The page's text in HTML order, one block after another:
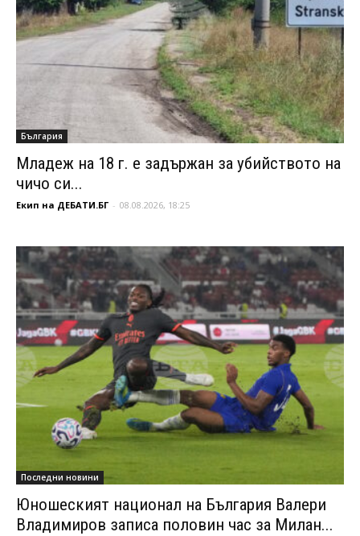
България
Младеж на 18 г. е задържан за убийството на
чичо си...
Екип на ДЕБАТИ.БГ - 08.08.2026, 18:25
Последни новини
Юношеският национал на България Валери
Владимиров записа половин час за Милан...